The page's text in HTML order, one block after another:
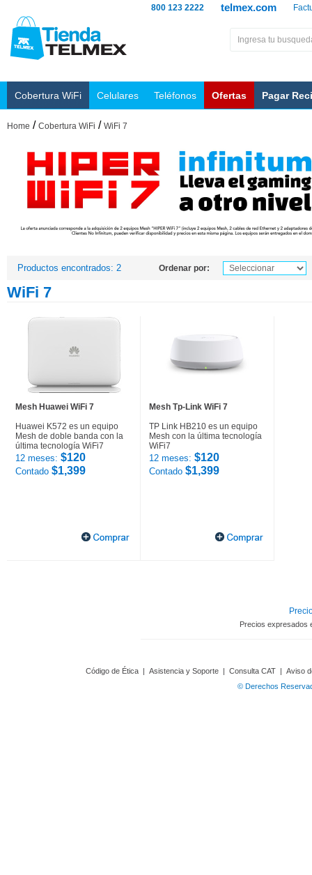
telmex.com
800 123 2222
Cobertura WiFi Celulares Teléfonos Ofertas Pagar
Home / Cobertura WiFi / WiFi 7
Productos encontrados: 2 Ordenar por:
WiFi 7
Mesh Huawei WiFi 7
Huawei K572 es un equipo
Mesh de doble banda con la
última tecnología WiFi7
12 meses: $120
Contado $1,399
Mesh Tp-Link WiFi 7
TP Link HB210 es un equipo
Mesh con la última tecnología
WiFi7
12 meses: $120
Contado $1,399
Precios expresados
Código de Ética | Asistencia y Soporte | Consulta CAT | Aviso
© Derechos